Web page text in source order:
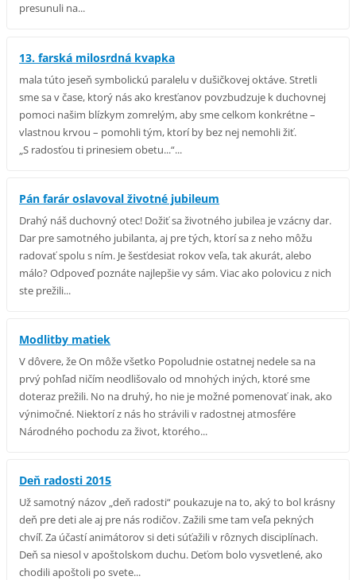
presunuli na...
13. farská milosrdná kvapka
mala túto jeseň symbolickú paralelu v dušičkovej oktáve. Stretli
sme sa v čase, ktorý nás ako kresťanov povzbudzuje k duchovnej
pomoci našim blízkym zomrelým, aby sme celkom konkrétne –
vlastnou krvou – pomohli tým, ktorí by bez nej nemohli žiť.
„S radosťou ti prinesiem obetu...“...
Pán farár oslavoval životné jubileum
Drahý náš duchovný otec! Dožiť sa životného jubilea je vzácny dar.
Dar pre samotného jubilanta, aj pre tých, ktorí sa z neho môžu
radovať spolu s ním. Je šesťdesiat rokov veľa, tak akurát, alebo
málo? Odpoveď poznáte najlepšie vy sám. Viac ako polovicu z nich
ste prežili...
Modlitby matiek
V dôvere, že On môže všetko Popoludnie ostatnej nedele sa na
prvý pohľad ničím neodlišovalo od mnohých iných, ktoré sme
doteraz prežili. No na druhý, ho nie je možné pomenovať inak, ako
výnimočné. Niektorí z nás ho strávili v radostnej atmosfére
Národného pochodu za život, ktorého...
Deň radosti 2015
Už samotný názov „deň radosti“ poukazuje na to, aký to bol krásny
deň pre deti ale aj pre nás rodičov. Zažili sme tam veľa pekných
chvíľ. Za účastí animátorov si deti súťažili v rôznych disciplínach.
Deň sa niesol v apoštolskom duchu. Deťom bolo vysvetlené, ako
chodili apoštoli po svete...